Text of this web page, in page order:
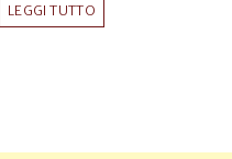
LEGGI TUTTO